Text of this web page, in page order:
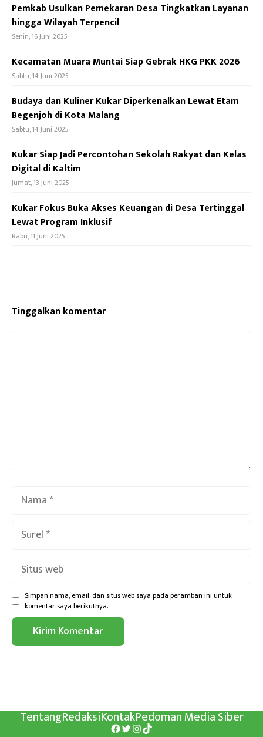
Pemkab Usulkan Pemekaran Desa Tingkatkan Layanan
hingga Wilayah Terpencil
Senin, 16 Juni 2025
Kecamatan Muara Muntai Siap Gebrak HKG PKK 2026
Sabtu, 14 Juni 2025
Budaya dan Kuliner Kukar Diperkenalkan Lewat Etam
Begenjoh di Kota Malang
Sabtu, 14 Juni 2025
Kukar Siap Jadi Percontohan Sekolah Rakyat dan Kelas
Digital di Kaltim
Jumat, 13 Juni 2025
Kukar Fokus Buka Akses Keuangan di Desa Tertinggal
Lewat Program Inklusif
Rabu, 11 Juni 2025
Tinggalkan komentar
web
Simpan nama, email, dan situs web saya pada peramban ini untuk
komentar saya berikutnya.
TentangRedaksiKontakPedoman Media Siber
Facebook
Twitter
Instagram
TikTok